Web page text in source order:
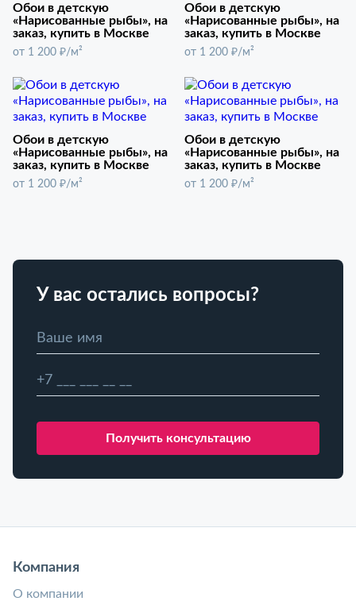
Обои в детскую
«Нарисованные рыбы», на
заказ, купить в Москве
от 1 200 ₽/м²
Обои в детскую
«Нарисованные рыбы», на
заказ, купить в Москве
от 1 200 ₽/м²
Обои в детскую
«Нарисованные рыбы», на
заказ, купить в Москве
от 1 200 ₽/м²
Обои в детскую
«Нарисованные рыбы», на
заказ, купить в Москве
от 1 200 ₽/м²
У вас остались вопросы?
Компания
О компании